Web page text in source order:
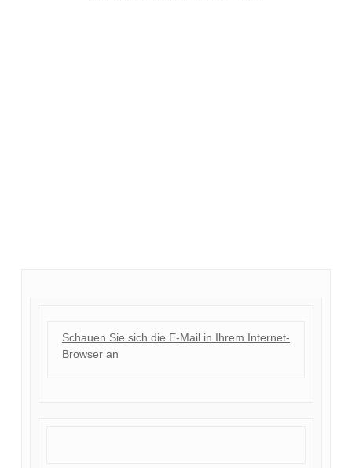
Schauen Sie sich die E-Mail in Ihrem Internet-
Browser an